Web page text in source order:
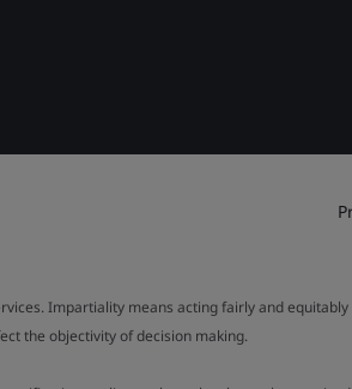
Impartiality means acting fairly and
the objectivity of decision making.